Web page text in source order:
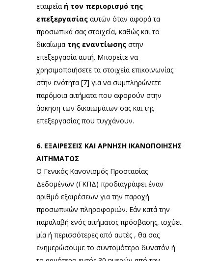
εταιρεία ή τον περιορισμό της
επεξεργασίας αυτών όταν αφορά τα
προσωπικά σας στοιχεία, καθώς και το
δικαίωμα της εναντίωσης στην
επεξεργασία αυτή. Μπορείτε να
χρησιμοποιήσετε τα στοιχεία επικοινωνίας
στην ενότητα [7] για να συμπληρώνετε
παρόμοια αιτήματα που αφορούν στην
άσκηση των δικαιωμάτων σας και της
επεξεργασίας που τυγχάνουν.
6. ΕΞΑΙΡΕΣΕΙΣ ΚΑΙ ΑΡΝΗΣΗ ΙΚΑΝΟΠΟΙΗΣΗΣ
ΑΙΤΗΜΑΤΟΣ
Ο Γενικός Κανονισμός Προστασίας
Δεδομένων (ΓΚΠΔ) προδιαγράφει έναν
αριθμό εξαιρέσεων για την παροχή
προσωπικών πληροφοριών. Εάν κατά την
παραλαβή ενός αιτήματος πρόσβασης, ισχύει
μία ή περισσότερες από αυτές , θα σας
ενημερώσουμε το συντομότερο δυνατόν ή